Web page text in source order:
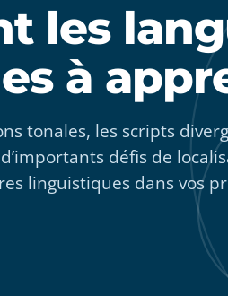
les
à
tonales, les scripts
défis de
linguistiques dans vos